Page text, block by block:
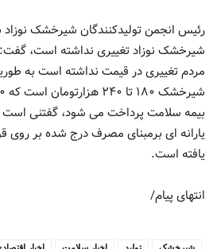
رئیس انجمن تولیدکنندگان شیرخشک نوزاد
شیرخشک نوزاد تغییری نداشته است،
مردم تغییری در قیمت نداشته است به
بیمه سلامت پرداخت می شود، گفتنی
یافته است.
انتهای پیام/